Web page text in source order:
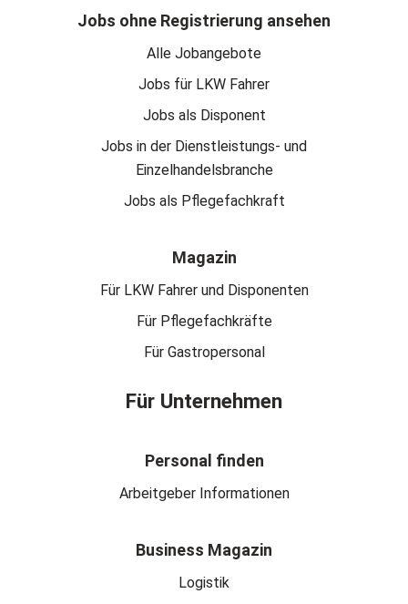
Jobs ohne Registrierung ansehen
Alle Jobangebote
Jobs für LKW Fahrer
Jobs als Disponent
Jobs in der Dienstleistungs- und
Einzelhandelsbranche
Jobs als Pflegefachkraft
Magazin
Für LKW Fahrer und Disponenten
Für Pflegefachkräfte
Für Gastropersonal
Für Unternehmen
Personal finden
Arbeitgeber Informationen
Business Magazin
Logistik